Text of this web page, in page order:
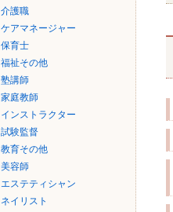
介護職
ケアマネージャー
保育士
福祉その他
塾講師
家庭教師
インストラクター
試験監督
教育その他
美容師
エステティシャン
ネイリスト